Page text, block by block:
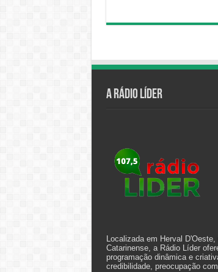
A Rádio Líder
Localizada em Herval
Catarinense, a Rádio Líder
programação dinâmica e
credibilidade, preocupação